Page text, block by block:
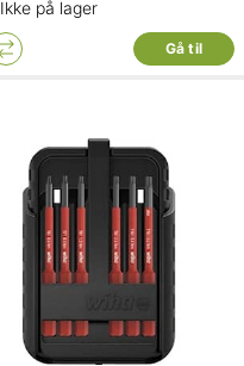
Ikke på lager
Gå til